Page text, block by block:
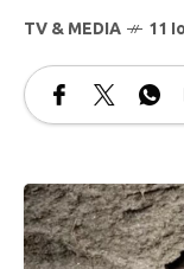
TV & MEDIA 11